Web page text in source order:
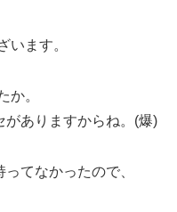
います。
か。
ありますからね。(爆)
てなかったので、